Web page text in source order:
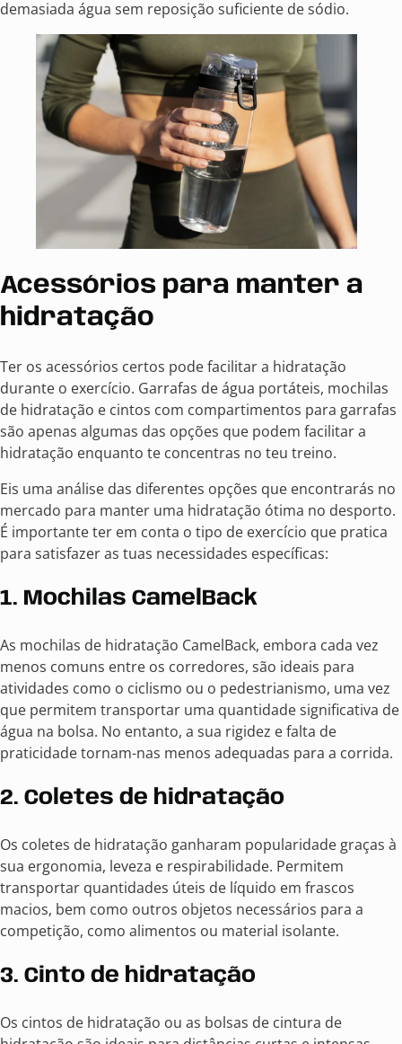
demasiada água sem reposição suficiente de sódio.
Acessórios para manter a
hidratação
Ter os acessórios certos pode facilitar a hidratação
durante o exercício. Garrafas de água portáteis, mochilas
de hidratação e cintos com compartimentos para garrafas
são apenas algumas das opções que podem facilitar a
hidratação enquanto te concentras no teu treino.
Eis uma análise das diferentes opções que encontrarás no
mercado para manter uma hidratação ótima no desporto.
É importante ter em conta o tipo de exercício que pratica
para satisfazer as tuas necessidades específicas:
1. Mochilas CamelBack
As mochilas de hidratação CamelBack, embora cada vez
menos comuns entre os corredores, são ideais para
atividades como o ciclismo ou o pedestrianismo, uma vez
que permitem transportar uma quantidade significativa de
água na bolsa. No entanto, a sua rigidez e falta de
praticidade tornam-nas menos adequadas para a corrida.
2. Coletes de hidratação
Os coletes de hidratação ganharam popularidade graças à
sua ergonomia, leveza e respirabilidade. Permitem
transportar quantidades úteis de líquido em frascos
macios, bem como outros objetos necessários para a
competição, como alimentos ou material isolante.
3. Cinto de hidratação
Os cintos de hidratação ou as bolsas de cintura de